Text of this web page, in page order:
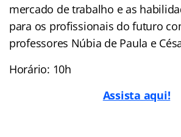
mercado de trabalho e as
para os profissionais do futuro
professores Núbia de Paula e
Horário: 10h
Assista aqui!